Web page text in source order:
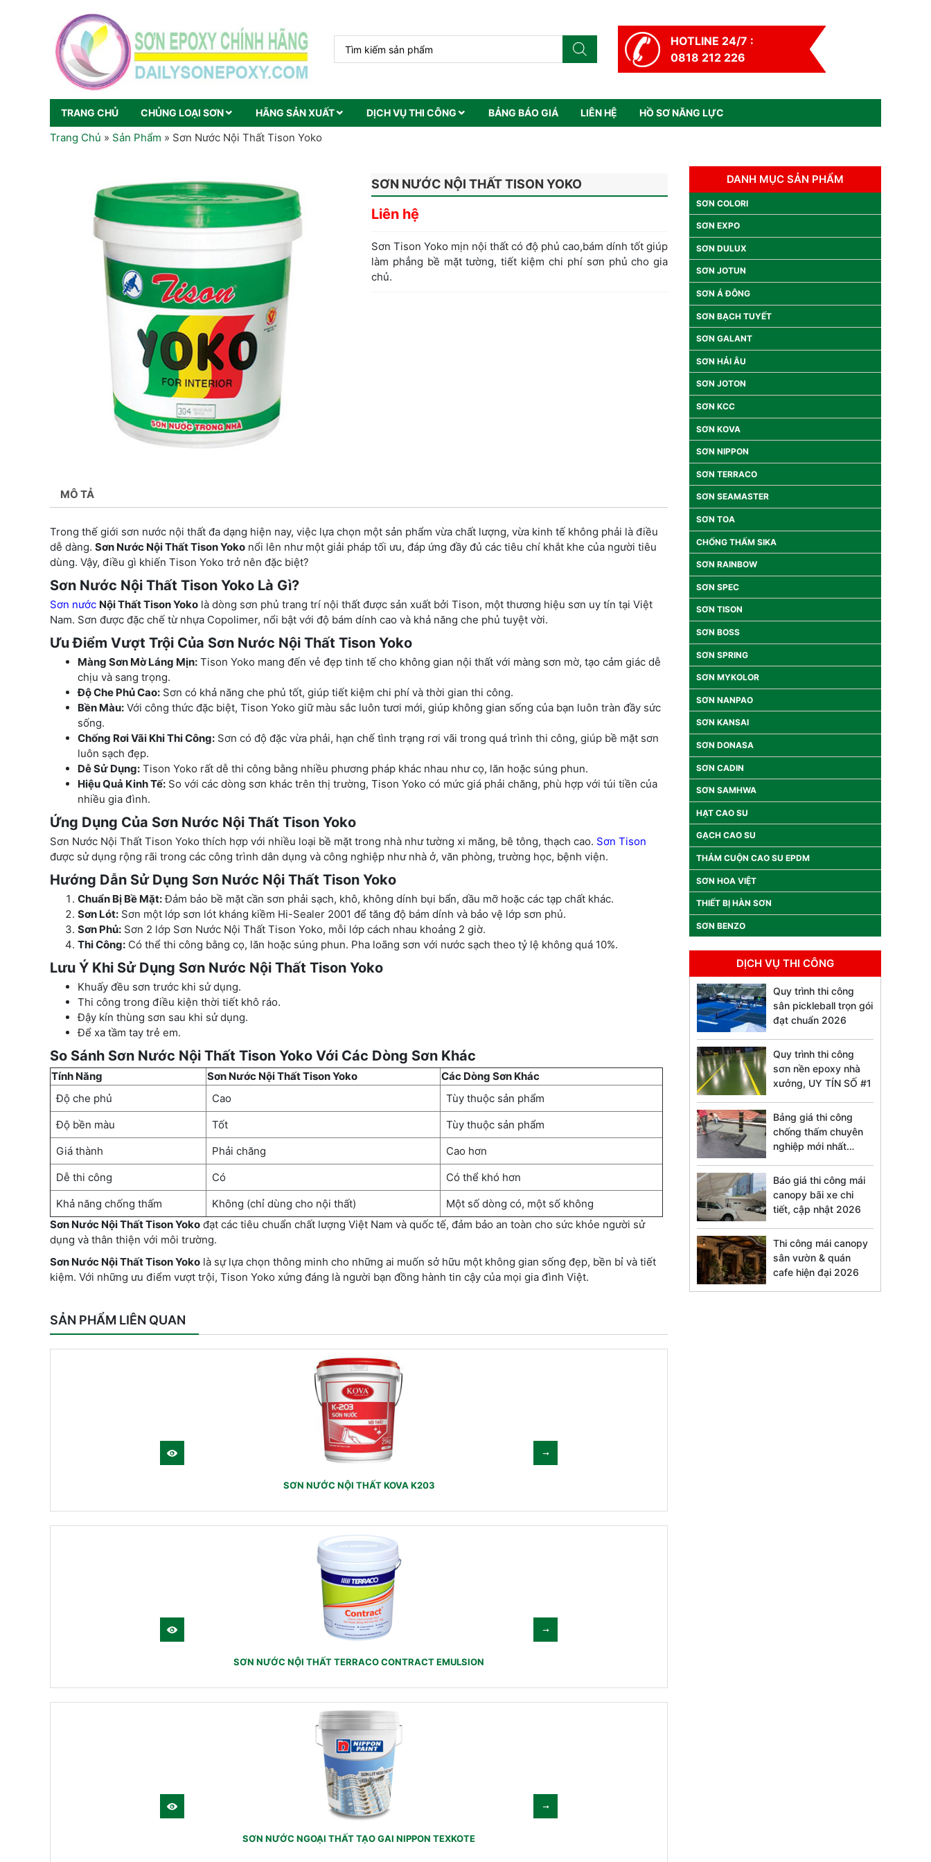
HOTLINE 24/7 :
0818 212 226
TRANG CHỦ CHỦNG LOẠI SƠN HÃNG SẢN XUẤT DỊCH VỤ THI CÔNG BẢNG BÁO GIÁ LIÊN HỆ HỒ SƠ NĂNG LỰC
Trang Chủ » Sản Phẩm » Sơn Nước Nội Thất Tison Yoko
SƠN NƯỚC NỘI THẤT TISON YOKO
Liên hệ
Sơn Tison Yoko mịn nội thất có độ phủ cao,bám dính tốt giúp
làm phẳng bề mặt tường, tiết kiệm chi phí sơn phủ cho gia
chủ.
MÔ TẢ
Trong thế giới sơn nước nội thất đa dạng hiện nay, việc lựa chọn một sản phẩm vừa chất lượng, vừa kinh tế không phải là điều
dễ dàng. Sơn Nước Nội Thất Tison Yoko nổi lên như một giải pháp tối ưu, đáp ứng đầy đủ các tiêu chí khắt khe của người tiêu
dùng. Vậy, điều gì khiến Tison Yoko trở nên đặc biệt?
Sơn Nước Nội Thất Tison Yoko Là Gì?
Sơn nước Nội Thất Tison Yoko là dòng sơn phủ trang trí nội thất được sản xuất bởi Tison, một thương hiệu sơn uy tín tại Việt
Nam. Sơn được đặc chế từ nhựa Copolimer, nổi bật với độ bám dính cao và khả năng che phủ tuyệt vời.
Ưu Điểm Vượt Trội Của Sơn Nước Nội Thất Tison Yoko
Màng Sơn Mờ Láng Mịn: Tison Yoko mang đến vẻ đẹp tinh tế cho không gian nội thất với màng sơn mờ, tạo cảm giác dễ
chịu và sang trọng.
Độ Che Phủ Cao: Sơn có khả năng che phủ tốt, giúp tiết kiệm chi phí và thời gian thi công.
Bền Màu: Với công thức đặc biệt, Tison Yoko giữ màu sắc luôn tươi mới, giúp không gian sống của bạn luôn tràn đầy sức
sống.
Chống Rơi Vãi Khi Thi Công: Sơn có độ đặc vừa phải, hạn chế tình trạng rơi vãi trong quá trình thi công, giúp bề mặt sơn
luôn sạch đẹp.
Dễ Sử Dụng: Tison Yoko rất dễ thi công bằng nhiều phương pháp khác nhau như cọ, lăn hoặc súng phun.
Hiệu Quả Kinh Tế: So với các dòng sơn khác trên thị trường, Tison Yoko có mức giá phải chăng, phù hợp với túi tiền của
nhiều gia đình.
Ứng Dụng Của Sơn Nước Nội Thất Tison Yoko
Sơn Nước Nội Thất Tison Yoko thích hợp với nhiều loại bề mặt trong nhà như tường xi măng, bê tông, thạch cao. Sơn Tison
được sử dụng rộng rãi trong các công trình dân dụng và công nghiệp như nhà ở, văn phòng, trường học, bệnh viện.
Hướng Dẫn Sử Dụng Sơn Nước Nội Thất Tison Yoko
Chuẩn Bị Bề Mặt:Đảm bảo bề mặt cần sơn phải sạch, khô, không dính bụi bẩn, dầu mỡ hoặc các tạp chất khác.
Sơn Lót: Sơn một lớp sơn lót kháng kiềm Hi-Sealer 2001 để tăng độ bám dính và bảo vệ lớp sơn phủ.
Sơn Phủ: Sơn 2 lớp Sơn Nước Nội Thất Tison Yoko, mỗi lớp cách nhau khoảng 2 giờ.
Thi Công: Có thể thi công bằng cọ, lăn hoặc súng phun. Pha loãng sơn với nước sạch theo tỷ lệ không quá 10%.
Lưu Ý Khi Sử Dụng Sơn Nước Nội Thất Tison Yoko
Khuấy đều sơn trước khi sử dụng.
Thi công trong điều kiện thời tiết khô ráo.
Đậy kín thùng sơn sau khi sử dụng.
Để xa tầm tay trẻ em.
So Sánh Sơn Nước Nội Thất Tison Yoko Với Các Dòng Sơn Khác
Tính Năng Sơn Nước Nội Thất Tison Yoko
Các Dòng Sơn Khác
Độ che phủ
Cao
Tùy thuộc sản phẩm
Độ bền màu
Tốt
Tùy thuộc sản phẩm
Giá thành
Phải chăng
Cao hơn
Dễ thi công
Có
Có thể khó hơn
Khả năng chống thấm
Không (chỉ dùng cho nội thất)
Một số dòng có, một số không
Sơn Nước Nội Thất Tison Yoko đạt các tiêu chuẩn chất lượng Việt Nam và quốc tế, đảm bảo an toàn cho sức khỏe người sử
dụng và thân thiện với môi trường.
Sơn Nước Nội Thất Tison Yoko là sự lựa chọn thông minh cho những ai muốn sở hữu một không gian sống đẹp, bền bỉ và tiết
kiệm. Với những ưu điểm vượt trội, Tison Yoko xứng đáng là người bạn đồng hành tin cậy của mọi gia đình Việt.
SẢN PHẨM LIÊN QUAN
SƠN NƯỚC NỘI THẤT KOVA K203
SƠN NƯỚC NỘI THẤT TERRACO CONTRACT EMULSION
SƠN NƯỚC NGOẠI THẤT TẠO GAI NIPPON TEXKOTE
DANH MỤC SẢN PHẨM
SƠN COLORI
SƠN EXPO
SƠN DULUX
SƠN JOTUN
SƠN Á ĐÔNG
SƠN BẠCH TUYẾT
SƠN GALANT
SƠN HẢI ÂU
SƠN JOTON
SƠN KCC
SƠN KOVA
SƠN NIPPON
SƠN TERRACO
SƠN SEAMASTER
SƠN TOA
CHỐNG THẤM SIKA
SƠN RAINBOW
SƠN SPEC
SƠN TISON
SƠN BOSS
SƠN SPRING
SƠN MYKOLOR
SƠN NANPAO
SƠN KANSAI
SƠN DONASA
SƠN CADIN
SƠN SAMHWA
HẠT CAO SU
GẠCH CAO SU
THẢM CUỘN CAO SU EPDM
SƠN HOA VIỆT
THIẾT BỊ HÀN SƠN
SƠN BENZO
DỊCH VỤ THI CÔNG
Quy trình thi công
sân pickleball trọn gói
đạt chuẩn 2026
Quy trình thi công
sơn nền epoxy nhà
xưởng, UY TÍN SỐ #1
Bảng giá thi công
chống thấm chuyên
nghiệp mới nhất
Báo giá thi công mái
canopy bãi xe chi
tiết, cập nhật 2026
Thi công mái canopy
sân vườn & quán
cafe hiện đại 2026